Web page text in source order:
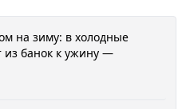
на зиму: в холодные
из банок к ужину —